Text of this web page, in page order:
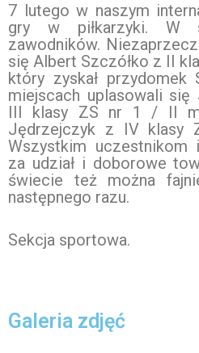
7 lutego w naszym
gry w piłkarzyki. W
zawodników.
się Albert Szczółko z II
który zyskał przydomek
miejscach uplasowali
III klasy ZS nr 1 / II
Jędrzejczyk z IV klasy
Wszystkim uczestnikom
za udział i doborowe
świecie też można
następnego razu.
Sekcja sportowa.
Galeria zdjęć